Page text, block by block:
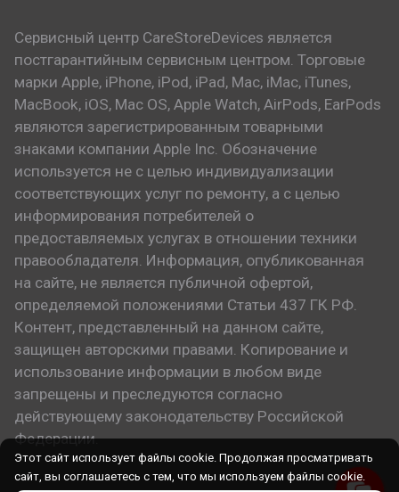
Сервисный центр CareStoreDevices является
постгарантийным сервисным центром. Торговые
марки Apple, iPhone, iPod, iPad, Mac, iMac, iTunes,
MacBook, iOS, Mac OS, Apple Watch, AirPods, EarPods
являются зарегистрированным товарными
знаками компании Apple Inc. Обозначение
используется не с целью индивидуализации
соответствующих услуг по ремонту, а с целью
информирования потребителей о
предоставляемых услугах в отношении техники
правообладателя. Информация, опубликованная
на сайте, не является публичной офертой,
определяемой положениями Статьи 437 ГК РФ.
Контент, представленный на данном сайте,
защищен авторскими правами. Копирование и
использование информации в любом виде
запрещены и преследуются согласно
действующему законодательству Российской
Федерации.
Этот сайт использует файлы cookie. Продолжая просматривать
сайт, вы соглашаетесь с тем, что мы используем файлы cookie.